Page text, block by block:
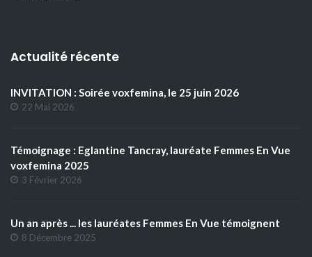
Actualité récente
INVITATION : Soirée voxfemina, le 25 juin 2026
22 Mai 2026
Témoignage : Eglantine Tancray, lauréate Femmes En Vue
voxfemina 2025
3 Février 2026
Un an après ... les lauréates Femmes En Vue témoignent
8 Décembre 2025